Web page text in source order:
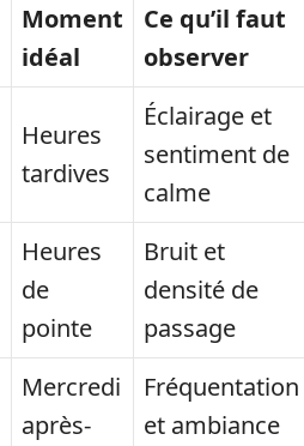
Moment
idéal
Ce qu’il faut
observer
Heures
tardives
Éclairage et
sentiment de
calme
Heures
de
pointe
Bruit et
densité de
passage
Mercredi
après-
Fréquentation
et ambiance